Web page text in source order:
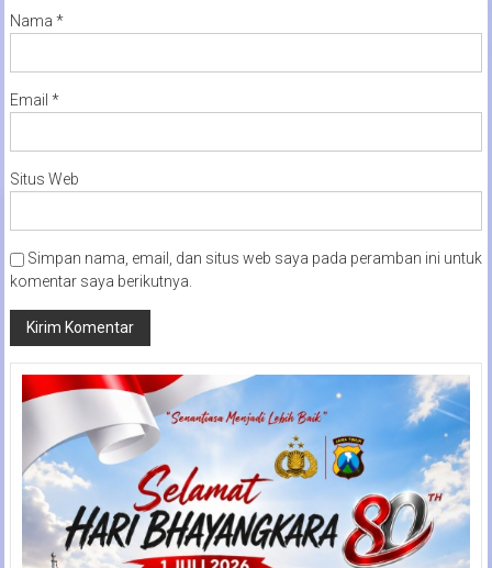
Nama *
Email *
Situs Web
Simpan nama, email, dan situs web saya pada peramban ini untuk
komentar saya berikutnya.